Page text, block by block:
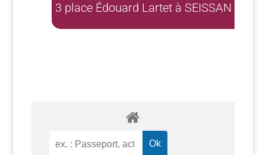
3 place Édouard Lartet à SEISSAN